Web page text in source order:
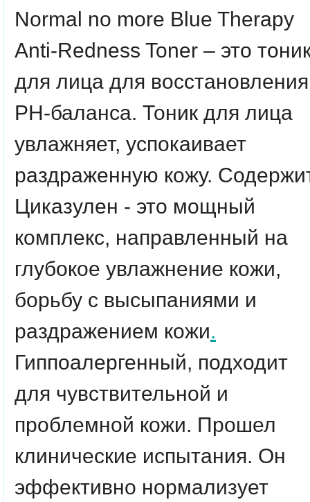
Normal no more Blue Therapy
Anti-Redness Toner – это
для лица для восстановления
РН-баланса. Тоник для лица
увлажняет, успокаивает
раздраженную кожу.
Циказулен - это мощный
комплекс, направленный на
глубокое увлажнение кожи,
борьбу с высыпаниями и
раздражением кожи.
Гиппоалергенный, подходит
для чувствительной и
проблемной кожи. Прошел
клинические испытания. Он
эффективно нормализует